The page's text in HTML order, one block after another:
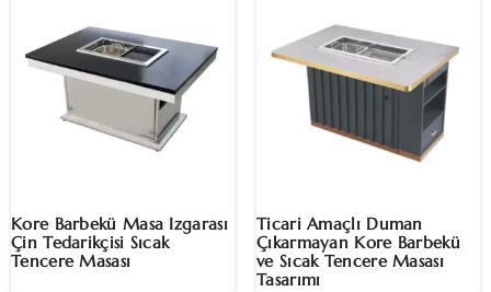
Kore Barbekü Masa Izgarası
Çin Tedarikçisi Sıcak
Tencere Masası
Ticari Amaçlı Duman
Çıkarmayan Kore Barbekü
ve Sıcak Tencere Masası
Tasarımı